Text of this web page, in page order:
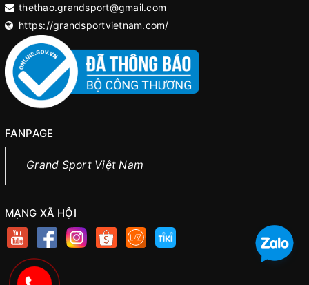
thethao.grandsport@gmail.com
https://grandsportvietnam.com/
FANPAGE
Grand Sport Việt Nam
MẠNG XÃ HỘI